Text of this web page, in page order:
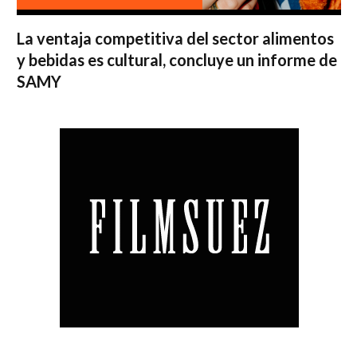
La ventaja competitiva del sector alimentos
y bebidas es cultural, concluye un informe de
SAMY